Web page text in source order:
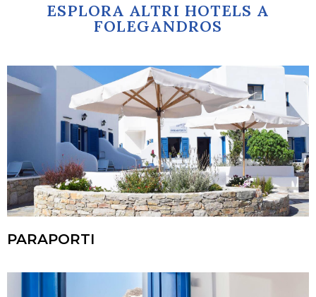
ESPLORA ALTRI HOTELS A
FOLEGANDROS
PARAPORTI